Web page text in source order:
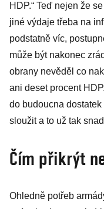
HDP.“ Teď nejen že
jiné výdaje třeba na
podstatně víc,
může být nakonec
obrany nevěděl co
ani deset procent
do budoucna
sloužit a to už tak
Čím přikrýt
Ohledně potřeb